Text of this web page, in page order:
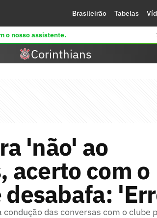
Brasileirão Tabelas
o nosso assistente.
Corinthians
'não' ao
acerto com o
desabafa:
das conversas com o clube